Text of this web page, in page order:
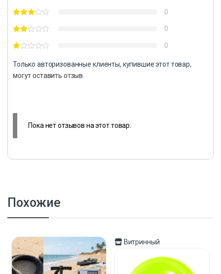
0
0
0
Только авторизованные клиенты, купившие этот товар,
могут оставить отзыв.
Пока нет отзывов на этот товар.
Похожие
Витринный